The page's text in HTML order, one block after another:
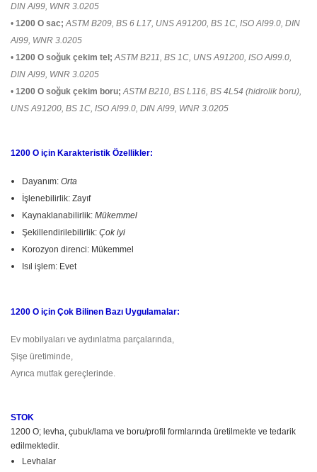
DIN Al99, WNR 3.0205
• 1200 O sac; ASTM B209, BS 6 L17, UNS A91200, BS 1C, ISO Al99.0, DIN
Al99, WNR 3.0205
• 1200 O soğuk çekim tel; ASTM B211, BS 1C, UNS A91200, ISO Al99.0,
DIN Al99, WNR 3.0205
• 1200 O soğuk çekim boru; ASTM B210, BS L116, BS 4L54 (hidrolik boru),
UNS A91200, BS 1C, ISO Al99.0, DIN Al99, WNR 3.0205
1200 O için Karakteristik Özellikler:
Dayanım: Orta
İşlenebilirlik: Zayıf
Kaynaklanabilirlik: Mükemmel
Şekillendirilebilirlik: Çok iyi
Korozyon direnci: Mükemmel
Isıl işlem: Evet
1200 O için Çok Bilinen Bazı Uygulamalar:
Ev mobilyaları ve aydınlatma parçalarında,
Şişe üretiminde,
Ayrıca mutfak gereçlerinde.
STOK
1200 O; levha, çubuk/lama ve boru/profil formlarında üretilmekte ve tedarik
edilmektedir.
Levhalar